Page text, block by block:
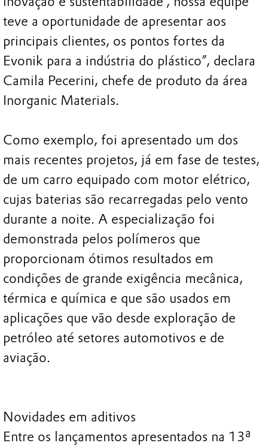
teve a oportunidade de apresentar aos
principais clientes, os pontos fortes da
Evonik para a indústria do plástico”, declara
Camila Pecerini, chefe de produto da área
Inorganic Materials.
Como exemplo, foi apresentado um dos
mais recentes projetos, já em fase de testes,
de um carro equipado com motor elétrico,
cujas baterias são recarregadas pelo vento
durante a noite. A especialização foi
demonstrada pelos polímeros que
proporcionam ótimos resultados em
condições de grande exigência mecânica,
térmica e química e que são usados em
aplicações que vão desde exploração de
petróleo até setores automotivos e de
aviação.
Novidades em aditivos
Entre os lançamentos apresentados na 13ª